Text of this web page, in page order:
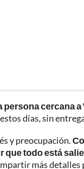
cercana
días, sin
y preocupación.
todo está
más